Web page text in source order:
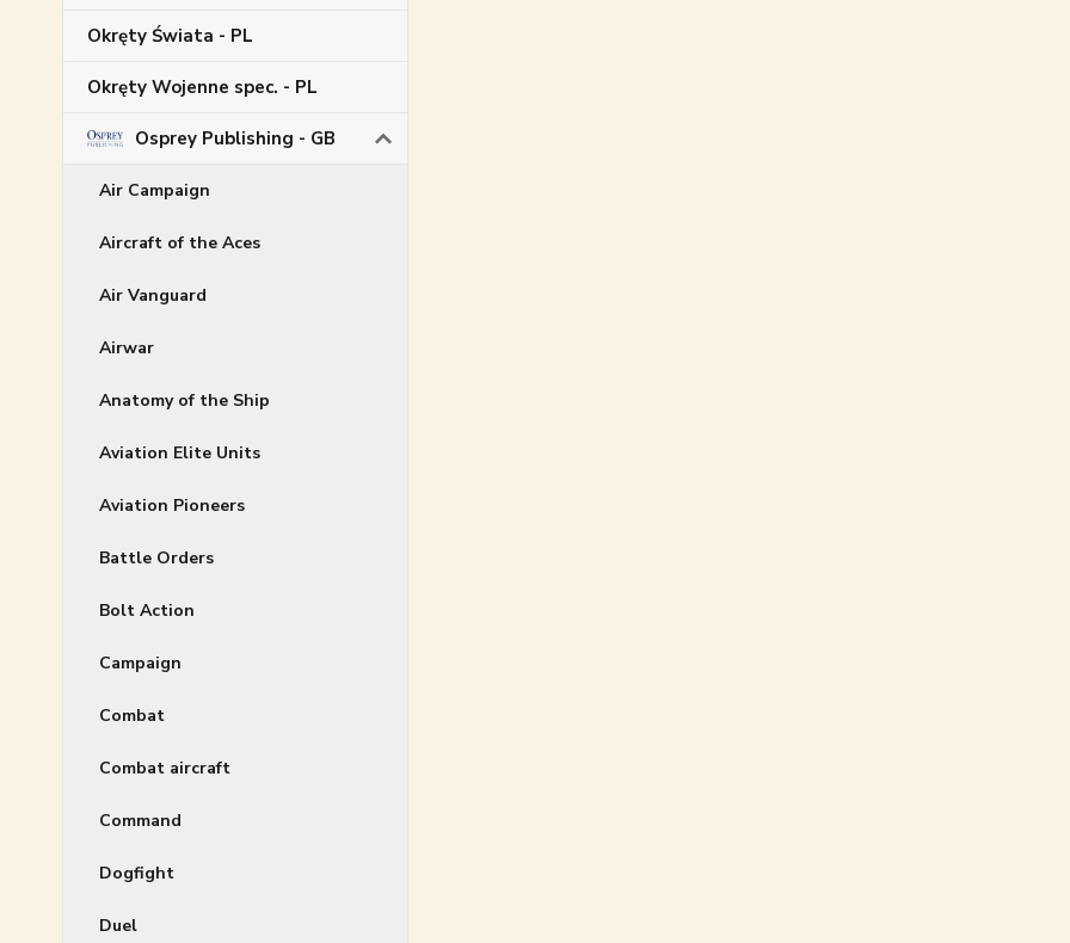
Okręty Świata - PL
Okręty Wojenne spec. - PL
Osprey Publishing - GB
Air Campaign
Aircraft of the Aces
Air Vanguard
Airwar
Anatomy of the Ship
Aviation Elite Units
Aviation Pioneers
Battle Orders
Bolt Action
Campaign
Combat
Combat aircraft
Command
Dogfight
Duel